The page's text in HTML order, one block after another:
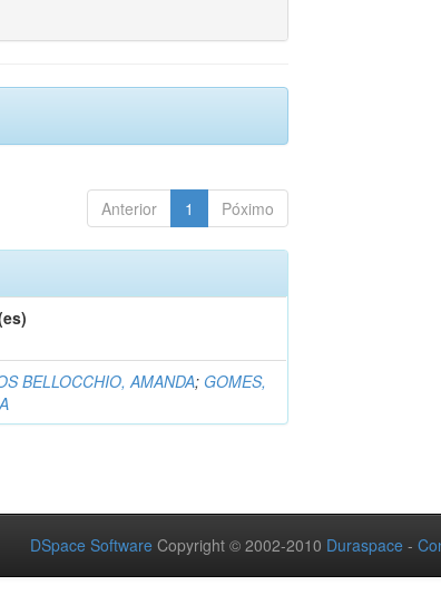
Anterior 1 Póximo
BELLOCCHIO, AMANDA; GOMES,
DSpace Software Copyright © 2002-2010 Duraspace -